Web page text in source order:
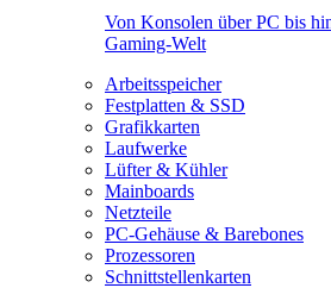
Von Konsolen über PC bis
Gaming-Welt
Arbeitsspeicher
Festplatten & SSD
Grafikkarten
Laufwerke
Lüfter & Kühler
Mainboards
Netzteile
PC-Gehäuse & Barebones
Prozessoren
Schnittstellenkarten